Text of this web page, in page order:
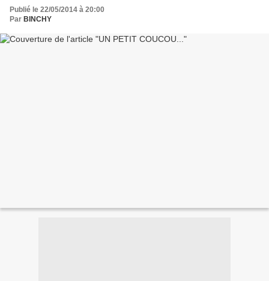
Publié le 22/05/2014 à 20:00
Par BINCHY